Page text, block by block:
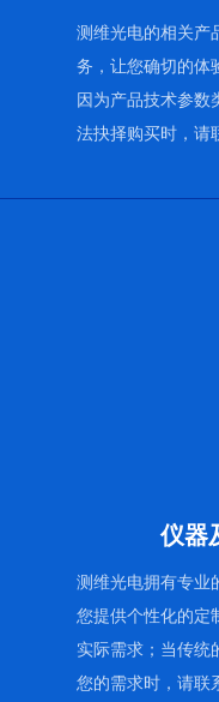
测维光电的相关产
务，让您确切的体
因为产品技术参数
法抉择购买时，请
仪器
测维光电拥有专业
您提供个性化的定
实际需求；当传统
您的需求时，请联